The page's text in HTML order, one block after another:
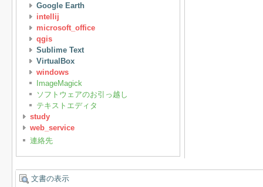
Google Earth
intellij
microsoft_office
qgis
Sublime Text
VirtualBox
windows
ImageMagick
ソフトウェアのお引っ越し
テキストエディタ
study
web_service
連絡先
文書の表示